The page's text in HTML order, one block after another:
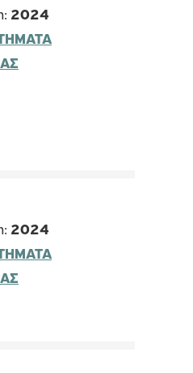
2024
2024